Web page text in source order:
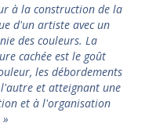
à la construction de la
d'un artiste avec un
des couleurs. La
cachée est le goût
les débordements
et atteignant une
et à l'organisation
»